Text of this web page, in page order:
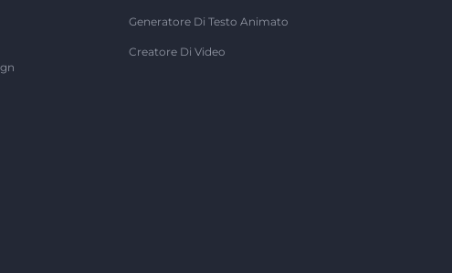
Generatore Di Testo Animato
Creatore Di Video